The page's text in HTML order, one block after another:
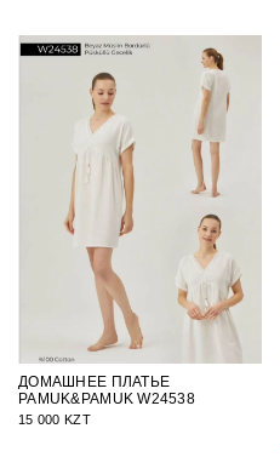
ДОМАШНЕЕ ПЛАТЬЕ
PAMUK&PAMUK W24538
15 000 KZT